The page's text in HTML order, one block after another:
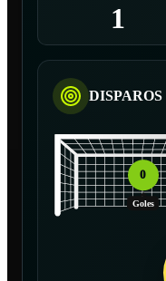
1
DISPAROS
0
Goles